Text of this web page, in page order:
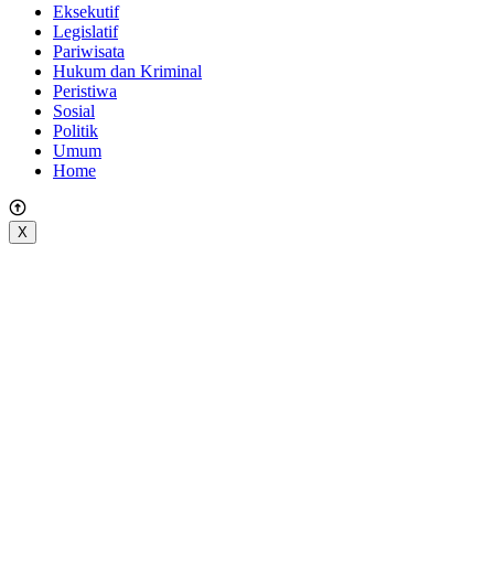
Eksekutif
Legislatif
Pariwisata
Hukum dan Kriminal
Peristiwa
Sosial
Politik
Umum
Home
X